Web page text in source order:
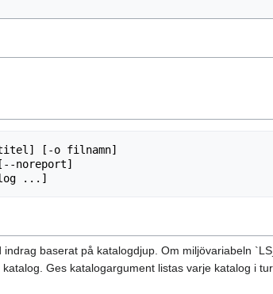
titel] [-o filnamn]
baserat på katalogdjup. Om miljövariabeln
Ges katalogargument listas varje katalog i